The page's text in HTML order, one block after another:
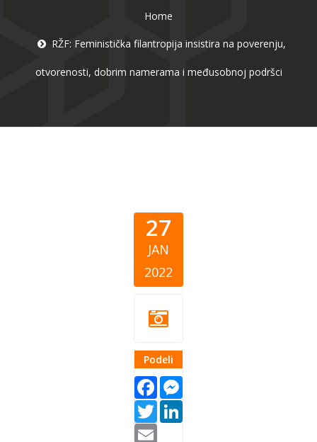
Home
RŽF: Feministička filantropija insistira na poverenju,
otvorenosti, dobrim namerama i međusobnoj podršci
27
JAN
2022
Podeli
Facebook
Twitter